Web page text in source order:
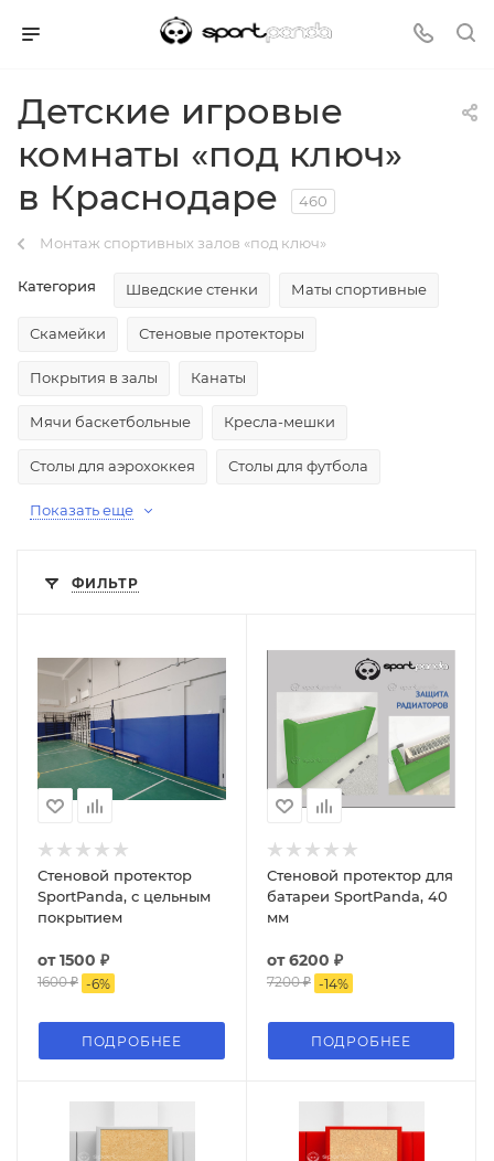
Детские игровые
комнаты «под ключ»
в Краснодаре
460
Монтаж спортивных залов «под ключ»
Категория Шведские стенки Маты спортивные
Скамейки Стеновые протекторы
Покрытия в залы Канаты
Мячи баскетбольные Кресла-мешки
Столы для аэрохоккея Столы для футбола
Показать еще
ФИЛЬТР
Стеновой протектор
SportPanda, с цельным
покрытием
от1500 ₽
1600 ₽ -6%
ПОДРОБНЕЕ
Стеновой протектор для
батареи SportPanda, 40
мм
от6200 ₽
7200 ₽ -14%
ПОДРОБНЕЕ